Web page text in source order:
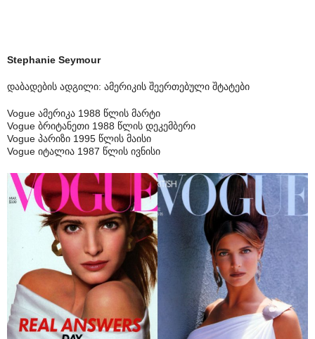
Stephanie Seymour
დაბადების ადგილი: ამერიკის შეერთებული შტატები
Vogue ამერიკა 1988 წლის მარტი
Vogue ბრიტანეთი 1988 წლის დეკემბერი
Vogue პარიზი 1995 წლის მაისი
Vogue იტალია 1987 წლის ივნისი